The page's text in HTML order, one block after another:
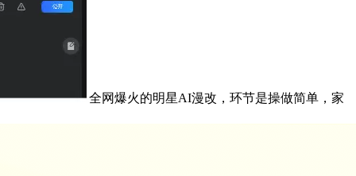
全网爆火的明星AI漫改，环节是操做简单，家